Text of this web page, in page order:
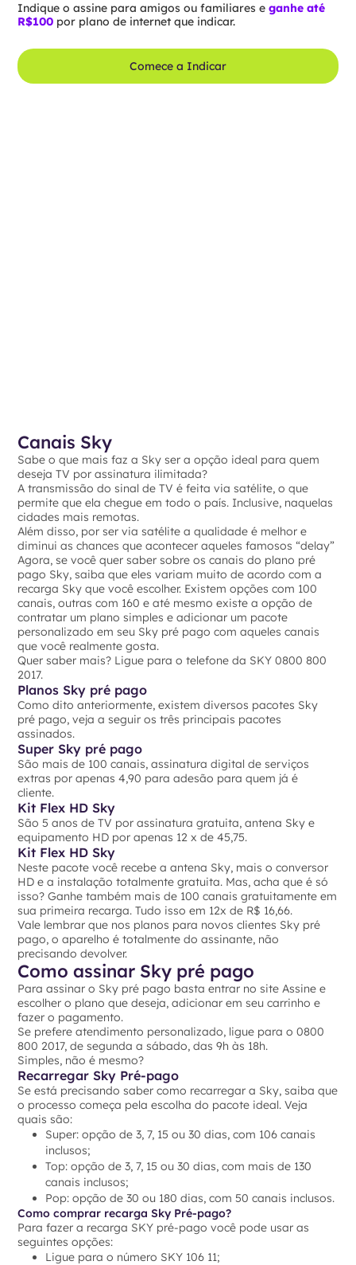
Indique o assine para amigos ou familiares eganhe até
R$100 por plano de internet que indicar.
Comece a Indicar
Canais Sky
Sabe o que mais faz a Sky ser a opção ideal para quem
deseja TV por assinatura ilimitada?
A transmissão do sinal de TV é feita via satélite, o que
permite que ela chegue em todo o país. Inclusive, naquelas
cidades mais remotas.
Além disso, por ser via satélite a qualidade é melhor e
diminui as chances que acontecer aqueles famosos “delay”
Agora, se você quer saber sobre os canais do plano pré
pago Sky, saiba que eles variam muito de acordo com a
recarga Sky que você escolher. Existem opções com 100
canais, outras com 160 e até mesmo existe a opção de
contratar um plano simples e adicionar um pacote
personalizado em seu Sky pré pago com aqueles canais
que você realmente gosta.
Quer saber mais? Ligue para o telefone da SKY 0800 800
2017.
Planos Sky pré pago
Como dito anteriormente, existem diversos pacotes Sky
pré pago, veja a seguir os três principais pacotes
assinados.
Super Sky pré pago
São mais de 100 canais, assinatura digital de serviços
extras por apenas 4,90 para adesão para quem já é
cliente.
Kit Flex HD Sky
São 5 anos de TV por assinatura gratuita, antena Sky e
equipamento HD por apenas 12 x de 45,75.
Kit Flex HD Sky
Neste pacote você recebe a antena Sky, mais o conversor
HD e a instalação totalmente gratuita. Mas, acha que é só
isso? Ganhe também mais de 100 canais gratuitamente em
sua primeira recarga. Tudo isso em 12x de R$ 16,66.
Vale lembrar que nos planos para novos clientes Sky pré
pago, o aparelho é totalmente do assinante, não
precisando devolver.
Como assinar Sky pré pago
Para assinar o Sky pré pago basta entrar no site Assine e
escolher o plano que deseja, adicionar em seu carrinho e
fazer o pagamento.
Se prefere atendimento personalizado, ligue para o 0800
800 2017, de segunda a sábado, das 9h às 18h.
Simples, não é mesmo?
Recarregar Sky Pré-pago
Se está precisando saber como recarregar a Sky, saiba que
o processo começa pela escolha do pacote ideal. Veja
quais são:
Super: opção de 3, 7, 15 ou 30 dias, com 106 canais
inclusos;
Top: opção de 3, 7, 15 ou 30 dias, com mais de 130
canais inclusos;
Pop: opção de 30 ou 180 dias, com 50 canais inclusos.
Como comprar recarga Sky Pré-pago?
Para fazer a recarga SKY pré-pago você pode usar as
seguintes opções:
Ligue para o número SKY 106 11;